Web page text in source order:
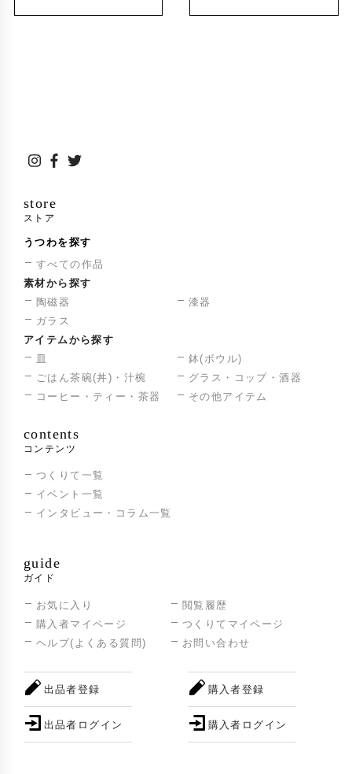
2022年
2023年 JAPAN EXPO in Paris(フランス)出品
2023年
「UNESCO School in Bizen」をコーディネー
ト、世界8か国より児童生徒を招き、備前焼の
制作指導などを行う〔森敏彰〕
2024年
中日陶磁器文化交流活動(中国)に招待作家とし
受賞歴
store
ストア
うつわを探す
すべての作品
素材から探す
陶磁器
漆器
ガラス
アイテムから探す
皿
鉢(ボウル)
ごはん茶碗(丼)・汁椀
グラス・コップ・酒器
コーヒー・ティー・茶器
その他アイテム
contents
コンテンツ
つくりて一覧
イベント一覧
インタビュー・コラム一覧
guide
ガイド
お気に入り
閲覧履歴
購入者マイページ
つくりてマイページ
ヘルプ(よくある質問)
お問い合わせ
出品者登録
出品者ログイン
購入者登録
購入者ログイン